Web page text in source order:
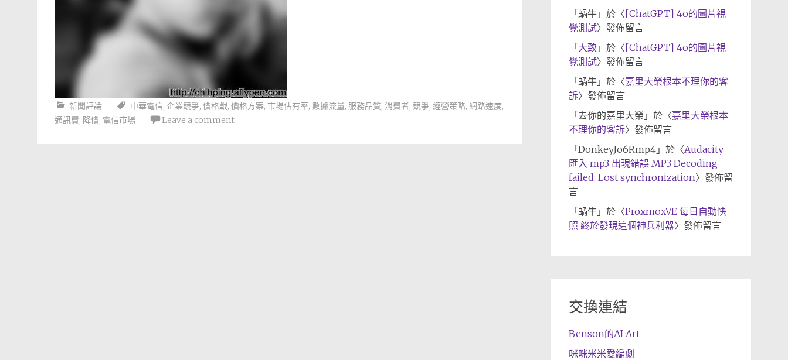
新聞評論 中華電信, 企業競爭, 價格戰, 價格方案, 市場佔有率, 數據流量, 服務品質, 消費者, 競爭, 經營策略, 網路速度,
通訊費, 降價, 電信市場 Leave a comment
「 蝸牛」於〈[ChatGPT] 4o的圖片視
覺測試〉發佈留言
「 大致 」於〈[ChatGPT] 4o的圖片視
覺測試〉發佈留言
「 蝸牛」於〈嘉里大榮根本不理你的客
訴〉發佈留言
「 去你的嘉里大榮 」於〈嘉里大榮根本
不理你的客訴〉發佈留言
「 DonkeyJo6Rmp4」於〈Audacity
匯入 mp3 出現錯誤 MP3 Decoding
failed: Lost synchronization〉發佈留
言
「 蝸牛」於〈ProxmoxVE 每日自動快
照 終於發現這個神兵利器〉發佈留言
交換連結
Benson的AI Art
咪咪米米愛編劇